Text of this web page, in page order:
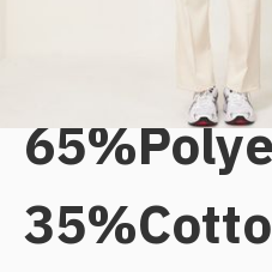
เสื้อ TC